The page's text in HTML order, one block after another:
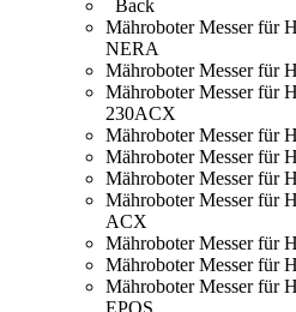
Back
Mähroboter Messer für
NERA
Mähroboter Messer für
Mähroboter Messer für
230ACX
Mähroboter Messer für
Mähroboter Messer für
Mähroboter Messer für
Mähroboter Messer für
ACX
Mähroboter Messer für
Mähroboter Messer für
Mähroboter Messer für
EPOS